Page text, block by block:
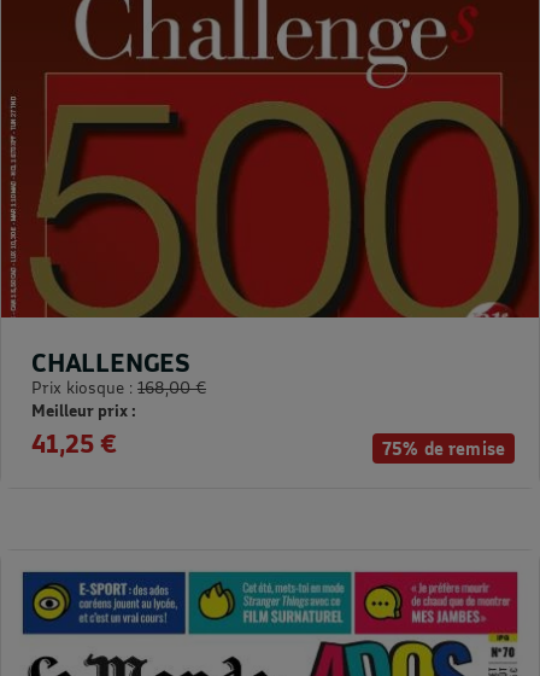
75% de remise
CHALLENGES
Prix kiosque : 168,00 €
Meilleur prix :
41,25 €